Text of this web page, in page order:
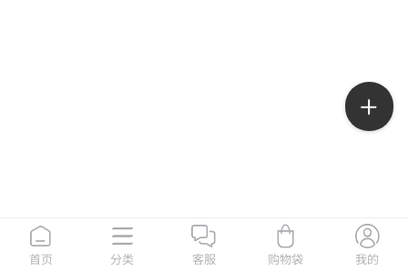
首页 分类 客服 购物袋 我的